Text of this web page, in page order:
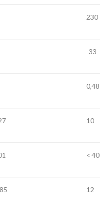
230
-33
0,48
10
< 40
12